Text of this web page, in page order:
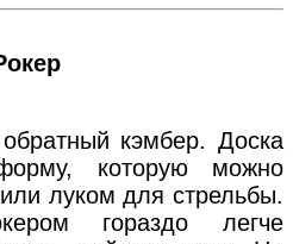
кэмбер. Доска
которую можно
луком для стрельбы.
гораздо легче